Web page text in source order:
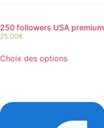
250 followers USA premium
25.00€
Choix des options